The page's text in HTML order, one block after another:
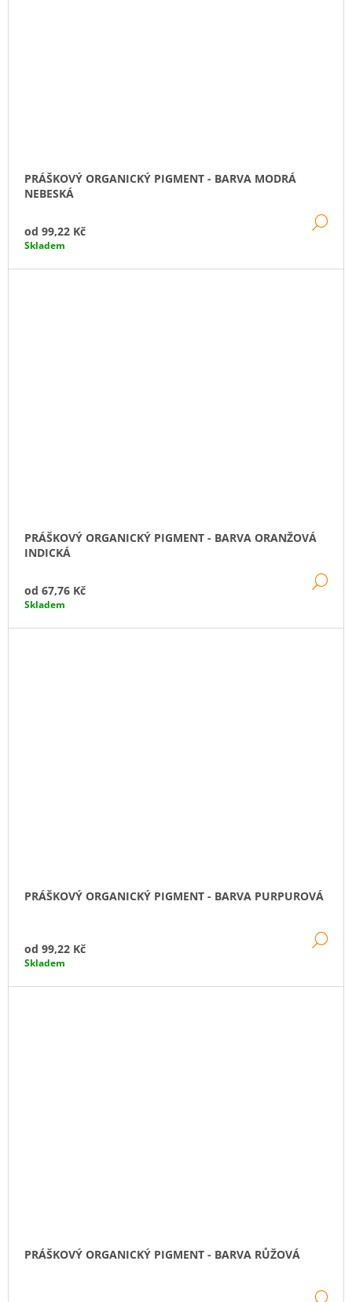
PRÁŠKOVÝ ORGANICKÝ PIGMENT - BARVA MODRÁ
NEBESKÁ
od 99,22 Kč
Skladem
PRÁŠKOVÝ ORGANICKÝ PIGMENT - BARVA ORANŽOVÁ
INDICKÁ
od 67,76 Kč
Skladem
PRÁŠKOVÝ ORGANICKÝ PIGMENT - BARVA PURPUROVÁ
od 99,22 Kč
Skladem
PRÁŠKOVÝ ORGANICKÝ PIGMENT - BARVA RŮŽOVÁ